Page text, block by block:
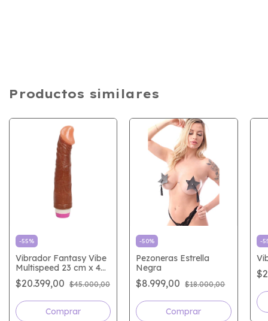
Productos similares
-55%
Vibrador Fantasy Vibe
Multispeed 23 cm x 4
cm
$20.399,00 $45.000,00
-50%
Pezoneras Estrella
Negra
$8.999,00 $18.000,00
-